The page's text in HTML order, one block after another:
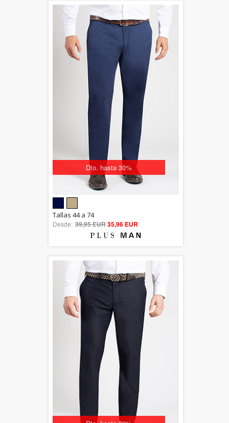
Dto. hasta 30%
out of 5
Tallas 44 a 74
Desde: 39,95 EUR35,96 EUR